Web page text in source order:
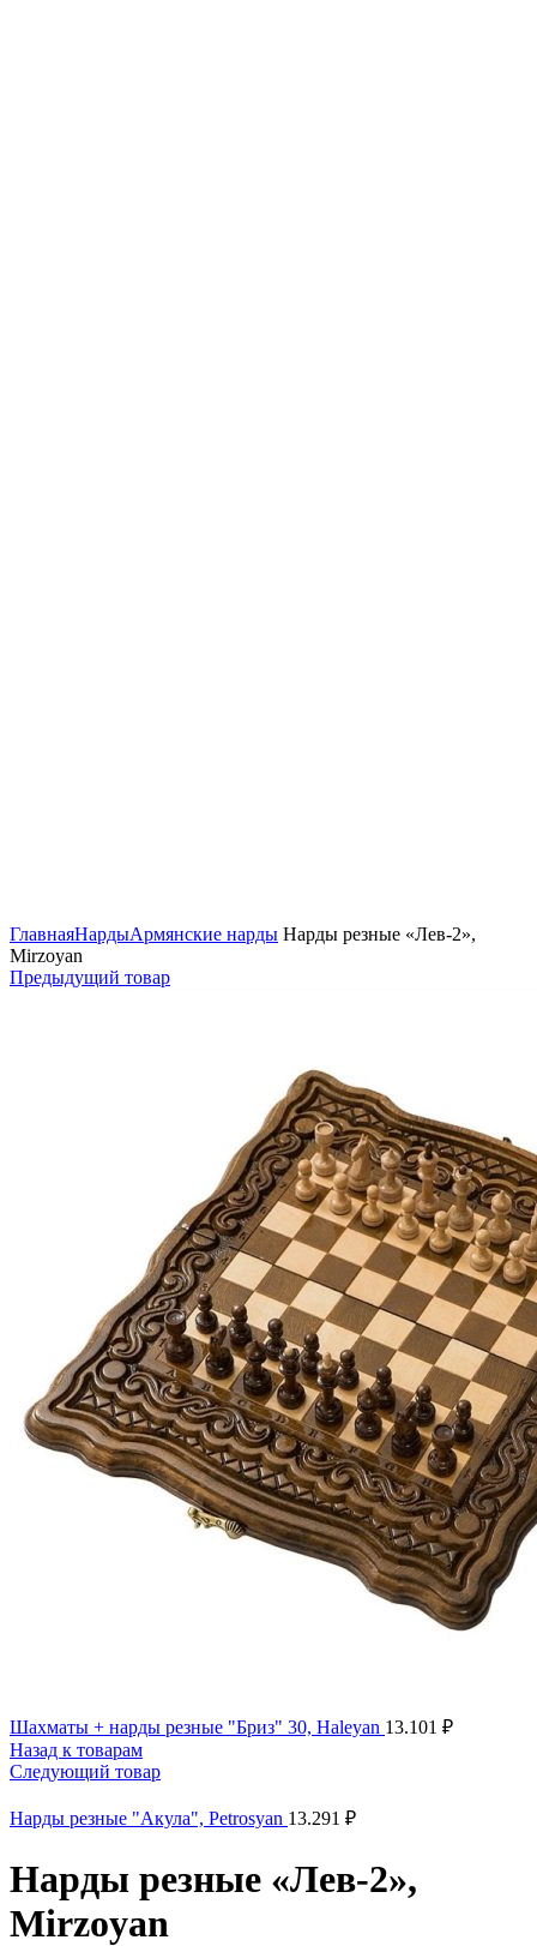
ГлавнаяНардыАрмянские нарды Нарды резные «Лев-2»,
Mirzoyan
Предыдущий товар
Шахматы + нарды резные "Бриз" 30, Haleyan 13.101 ₽
Назад к товарам
Следующий товар
Нарды резные "Акула", Petrosyan 13.291 ₽
Нарды резные «Лев-2»,
Mirzoyan